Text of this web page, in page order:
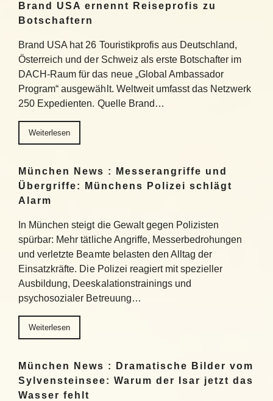
Brand USA ernennt Reiseprofis zu
Botschaftern
Brand USA hat 26 Touristikprofis aus Deutschland,
Österreich und der Schweiz als erste Botschafter im
DACH-Raum für das neue „Global Ambassador
Program“ ausgewählt. Weltweit umfasst das Netzwerk
250 Expedienten. Quelle Brand…
Weiterlesen
München News : Messerangriffe und
Übergriffe: Münchens Polizei schlägt
Alarm
In München steigt die Gewalt gegen Polizisten
spürbar: Mehr tätliche Angriffe, Messerbedrohungen
und verletzte Beamte belasten den Alltag der
Einsatzkräfte. Die Polizei reagiert mit spezieller
Ausbildung, Deeskalationstrainings und
psychosozialer Betreuung…
Weiterlesen
München News : Dramatische Bilder vom
Sylvensteinsee: Warum der Isar jetzt das
Wasser fehlt